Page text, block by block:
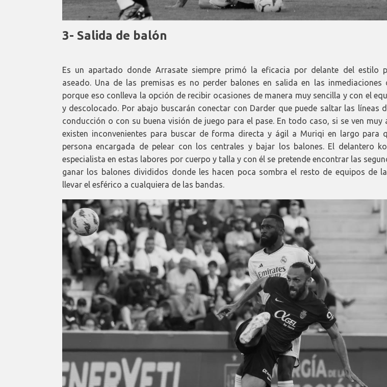
3- Salida de balón
Es un apartado donde Arrasate siempre primó la eficacia por delante del estilo
aseado. Una de las premisas es no perder balones en salida en las inmediaciones
porque eso conlleva la opción de recibir ocasiones de manera muy sencilla y con el
y descolocado. Por abajo buscarán conectar con Darder que puede saltar las líneas
conducción o con su buena visión de juego para el pase. En todo caso, si se ven muy
existen inconvenientes para buscar de forma directa y ágil a Muriqi en largo para
persona encargada de pelear con los centrales y bajar los balones. El delantero
especialista en estas labores por cuerpo y talla y con él se pretende encontrar las
ganar los balones divididos donde les hacen poca sombra el resto de equipos de
llevar el esférico a cualquiera de las bandas.